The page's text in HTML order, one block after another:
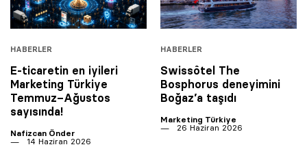
HABERLER
E-ticaretin en iyileri
Marketing Türkiye
Temmuz–Ağustos
sayısında!
Nafizcan Önder
14 Haziran 2026
HABERLER
Swissôtel The
Bosphorus deneyimini
Boğaz’a taşıdı
Marketing Türkiye
26 Haziran 2026